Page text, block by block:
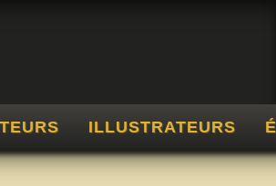
ILLUSTRATEURS